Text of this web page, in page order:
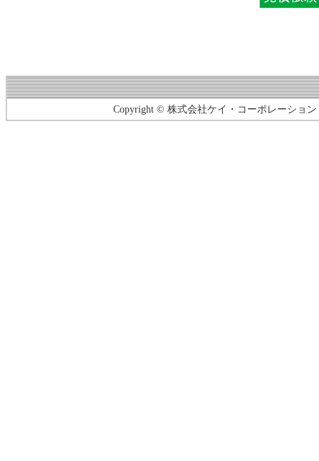
Copyright © 株式会社ケイ・コーポレーション